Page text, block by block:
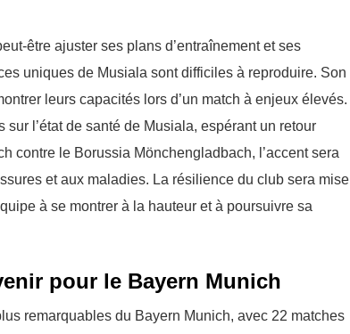
être ajuster ses plans d’entraînement et ses
uniques de Musiala sont difficiles à reproduire. Son
leurs capacités lors d’un match à enjeux élevés.
l’état de santé de Musiala, espérant un retour
contre le Borussia Mönchengladbach, l’accent sera
et aux maladies. La résilience du club sera mise
à se montrer à la hauteur et à poursuivre sa
pour le Bayern Munich
remarquables du Bayern Munich, avec 22 matches